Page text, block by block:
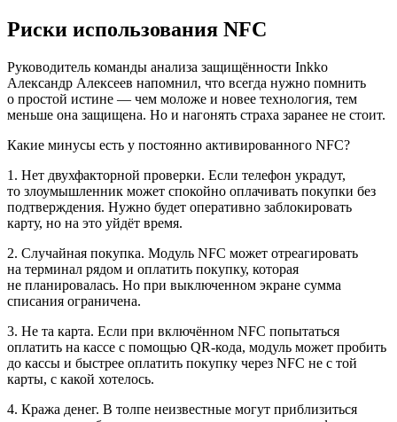
Риски использования NFC
Руководитель команды анализа защищённости Inkko
Александр Алексеев напомнил, что всегда нужно помнить
о простой истине — чем моложе и новее технология, тем
меньше она защищена. Но и нагонять страха заранее не стоит.
Какие минусы есть у постоянно активированного NFC?
1. Нет двухфакторной проверки. Если телефон украдут,
то злоумышленник может спокойно оплачивать покупки без
подтверждения. Нужно будет оперативно заблокировать
карту, но на это уйдёт время.
2. Случайная покупка. Модуль NFC может отреагировать
на терминал рядом и оплатить покупку, которая
не планировалась. Но при выключенном экране сумма
списания ограничена.
3. Не та карта. Если при включённом NFC попытаться
оплатить на кассе с помощью QR-кода, модуль может пробить
до кассы и быстрее оплатить покупку через NFC не с той
карты, с какой хотелось.
4. Кража денег. В толпе неизвестные могут приблизиться